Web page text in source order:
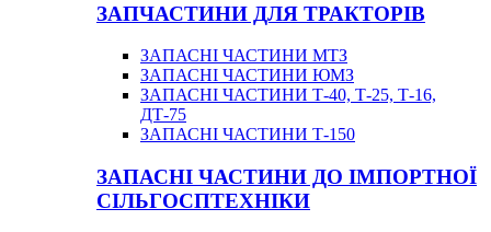
ЗАПЧАСТИНИ ДЛЯ ТРАКТОРІВ
ЗАПАСНІ ЧАСТИНИ МТЗ
ЗАПАСНІ ЧАСТИНИ ЮМЗ
ЗАПАСНІ ЧАСТИНИ Т-40, Т-25, Т-16,
ДТ-75
ЗАПАСНІ ЧАСТИНИ Т-150
ЗАПАСНІ ЧАСТИНИ ДО ІМПОРТНОЇ
СІЛЬГОСПТЕХНІКИ